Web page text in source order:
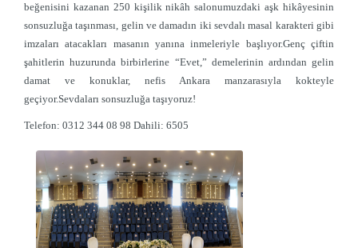
beğenisini kazanan 250 kişilik nikâh salonumuzdaki aşk hikâyesinin
sonsuzluğa taşınması, gelin ve damadın iki sevdalı masal karakteri gibi
imzaları atacakları masanın yanına inmeleriyle başlıyor.Genç çiftin
şahitlerin huzurunda birbirlerine “Evet,” demelerinin ardından gelin
damat ve konuklar, nefis Ankara manzarasıyla kokteyle
geçiyor.Sevdaları sonsuzluğa taşıyoruz!
Telefon: 0312 344 08 98 Dahili: 6505